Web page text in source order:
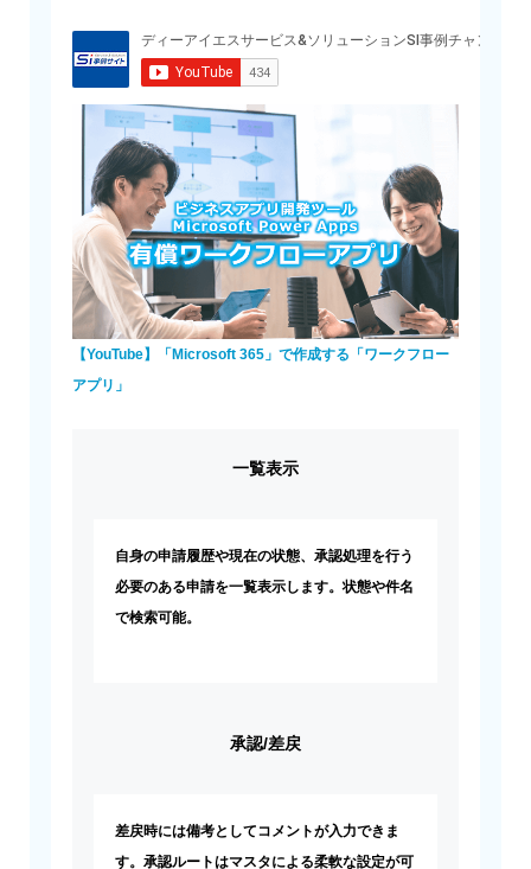
【YouTube】「Microsoft 365」で作成する「ワークフロー
アプリ」
一覧表示
自身の申請履歴や現在の状態、承認処理を行う
必要のある申請を一覧表示します。状態や件名
で検索可能。
承認/差戻
差戻時には備考としてコメントが入力できま
す。承認ルートはマスタによる柔軟な設定が可